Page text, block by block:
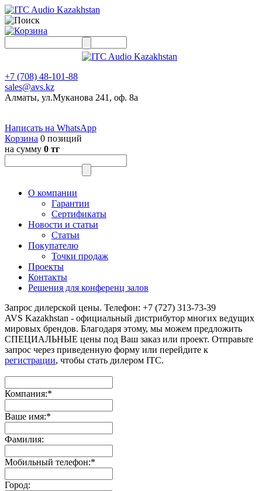
+7 (708) 48-101-88
sales@avs.kz
Алматы, ул.Муканова 241, оф. 8а
Написать на WhatsApp
Корзина 0 позиций
на сумму 0 тг
О компании
Гарантии
Сертификаты
Новости и статьи
Статьи
Покупателю
Точки продаж
Проекты
Контакты
Решения для конференц залов
Запрос дилерской цены. Телефон: +7 (727) 313-73-39
AVS Kazakhstan - официальный дистрибутор многих ведущих
мировых брендов. Благодаря этому, мы можем предложить
СПЕЦИАЛЬНЫЕ цены под Ваш заказ или проект. Отправьте
запрос через приведенную форму или перейдите к
регистрации, чтобы стать дилером ITC.
Компания:*
Ваше имя:*
Фамилия:
Мобильный телефон:*
Город: